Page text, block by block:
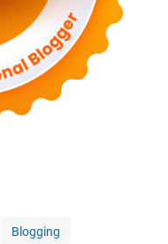
Blogging